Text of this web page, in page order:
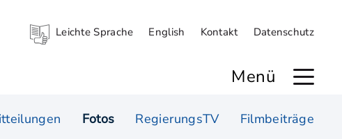
Leichte Sprache English Kontakt Datenschutz
Menü
Fotos RegierungsTV Filmbeiträge